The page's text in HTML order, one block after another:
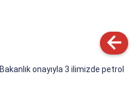
Bakanlık onayıyla 3 ilimizde petrol